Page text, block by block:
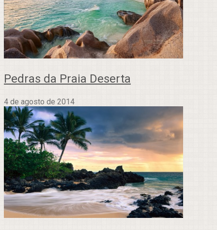
Pedras da Praia Deserta
4 de agosto de 2014